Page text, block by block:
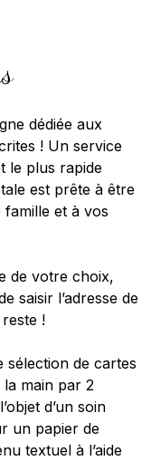
dédiée aux
! Un service
le plus rapide
est prête à être
et à vos
de votre choix,
saisir l’adresse de
!
de cartes
la main par 2
d’un soin
un papier de
textuel à l’aide